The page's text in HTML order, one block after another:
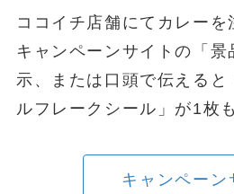
ココイチ店舗にてカレーを
キャンペーンサイトの「景
示、または口頭で伝える
ルフレークシール」が1枚
キャンペーン